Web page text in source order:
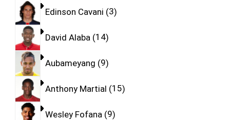
Edinson Cavani 3
David Alaba 14
Aubameyang 9
Anthony Martial 15
Wesley Fofana 9